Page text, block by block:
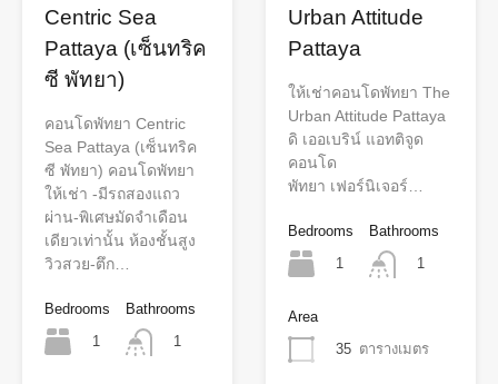
Centric Sea
Pattaya (เซ็นทริค
ซี พัทยา)
คอนโดพัทยา Centric
Sea Pattaya (เซ็นทริค
ซี พัทยา) คอนโดพัทยา
ให้เช่า -มีรถสองแถว
ผ่าน-พิเศษมัดจำเดือน
เดียวเท่านั้น ห้องชั้นสูง
วิวสวย-ตึก…
Bedrooms
1
Bathrooms
1
Urban Attitude
Pattaya
ให้เช่าคอนโดพัทยา The
Urban Attitude Pattaya
ดิ เออเบริน์ แอทติจูด
คอนโด
พัทยา เฟอร์นิเจอร์…
Bedrooms
1
Bathrooms
1
Area
35 ตารางเมตร